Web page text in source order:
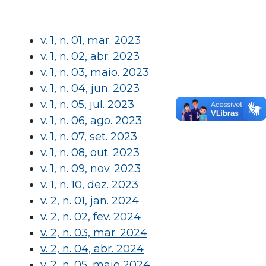
v. 1, n. 01, mar. 2023
v. 1, n. 02, abr. 2023
v. 1, n. 03, maio. 2023
v. 1, n. 04, jun. 2023
v. 1, n. 05, jul. 2023
v. 1, n. 06, ago. 2023
v. 1, n. 07, set. 2023
v. 1, n. 08, out. 2023
v. 1, n. 09, nov. 2023
v. 1, n. 10, dez. 2023
v. 2, n. 01, jan. 2024
v. 2, n. 02, fev. 2024
v. 2, n. 03, mar. 2024
v. 2, n. 04, abr. 2024